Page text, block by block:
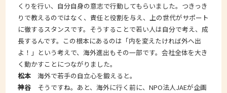
くりを行い、自分自身の意志で行動してもらいました。つきっき
りで教えるのではなく、責任と役割を与え、上の世代がサポート
に徹するスタンスです。そうすることで若い人は自分で考え、成
長するんです。この根本にあるのは「内を変えたければ外へ出
よ！」という考えで、海外進出もその一部です。会社全体を大き
く動かすことにつながりました。
松本 海外で若手の自立心を鍛えると。
神谷 そうですね。あと、海外に行く前に、NPO法人JAEが企画